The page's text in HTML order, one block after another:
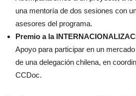
una mentoría de dos sesiones con
asesores del programa.
Premio a la
Apoyo para participar en un
de una delegación chilena, en
CCDoc.